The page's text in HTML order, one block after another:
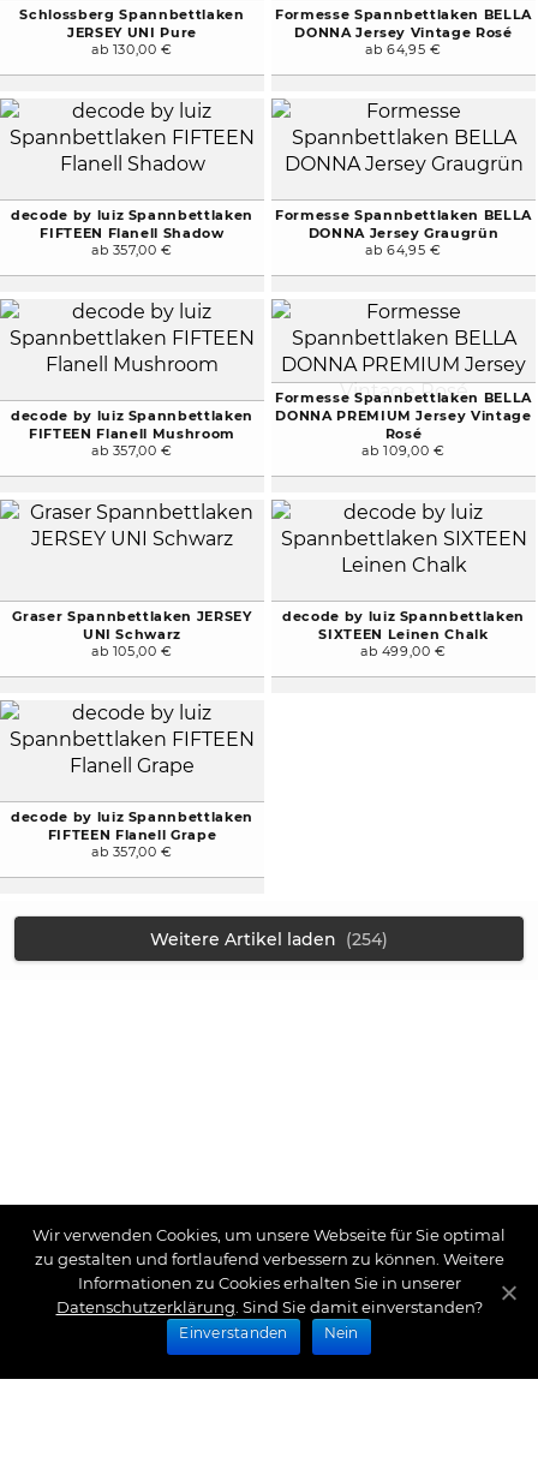
Schlossberg Spannbettlaken
JERSEY UNI Pure
ab 130,00 €
Formesse Spannbettlaken BELLA
DONNA Jersey Vintage Rosé
ab 64,95 €
decode by luiz Spannbettlaken
FIFTEEN Flanell Shadow
ab 357,00 €
Formesse Spannbettlaken BELLA
DONNA Jersey Graugrün
ab 64,95 €
decode by luiz Spannbettlaken
FIFTEEN Flanell Mushroom
ab 357,00 €
Formesse Spannbettlaken BELLA
DONNA PREMIUM Jersey Vintage
Rosé
ab 109,00 €
Graser Spannbettlaken JERSEY
UNI Schwarz
ab 105,00 €
decode by luiz Spannbettlaken
SIXTEEN Leinen Chalk
ab 499,00 €
decode by luiz Spannbettlaken
FIFTEEN Flanell Grape
ab 357,00 €
Weitere Artikel laden (254)
Wir verwenden Cookies, um unsere Webseite für Sie optimal
zu gestalten und fortlaufend verbessern zu können. Weitere
Informationen zu Cookies erhalten Sie in unserer
Datenschutzerklärung . Sind Sie damit einverstanden?
Einverstanden Nein